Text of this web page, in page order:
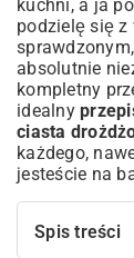
kuchni, a ja
podzielę się
absolutnie
kompletny
idealny
ciasta
każdego,
jesteście na
Spis treści